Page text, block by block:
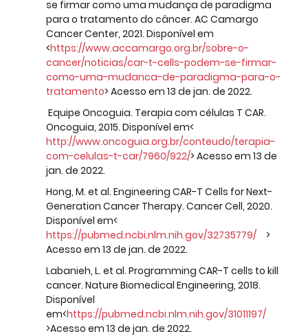
se firmar como uma mudança de paradigma
para o tratamento do câncer. AC Camargo
Cancer Center, 2021. Disponível em
<https://www.accamargo.org.br/sobre-o-
cancer/noticias/car-t-cells-podem-se-firmar-
como-uma-mudanca-de-paradigma-para-o-
tratamento> Acesso em 13 de jan. de 2022.
Oncoguia, 2015. Disponível em<
http://www.oncoguia.org.br/conteudo/terapia-
com-celulas-t-car/7960/922/> Acesso em 13 de
jan. de 2022.
Hong, M. et al. Engineering CAR-T Cells for Next-
Generation Cancer Therapy. Cancer Cell, 2020.
Disponível em<
https://pubmed.ncbi.nlm.nih.gov/32735779/ >
Acesso em 13 de jan. de 2022.
Labanieh, L. et al. Programming CAR-T cells to kill
cancer. Nature Biomedical Engineering, 2018.
Disponível
em<https://pubmed.ncbi.nlm.nih.gov/31011197/
>Acesso em 13 de jan. de 2022.